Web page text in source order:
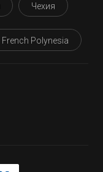
Чехия
French Polynesia